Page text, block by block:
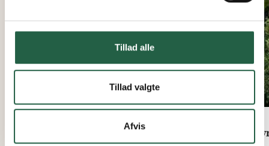
Tillad alle
Tillad valgte
Afvis
Et år i Emilias drivhus